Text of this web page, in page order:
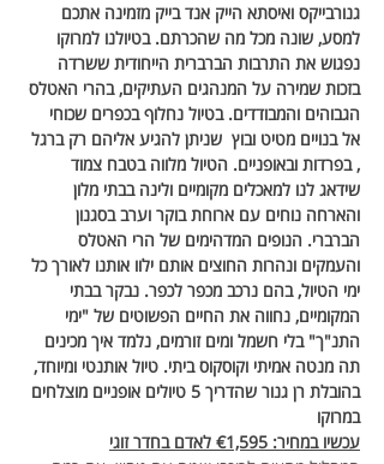
גנורבייקס ואיסתא הייק אנד בייק מזמינה אתכם
למסע, שונה מכל מה שהכרתם. בטיולנו למרוקו
נפגוש את התרבות הברברית הייחודית ששרדה
בזכות שמירה על המנהגים העתיקים, בהרי האטלס
הגבוהים והמבודדים. בטיול נחלוף בכפרים שכוחי
אל בנויים מטיט ובוץ  שניתן להגיע אליהם רק ברגל
, בפרדות ובאופניים. הטיול מלווה בטבח צמוד
שידאג לנו למאכלים מקומיים ולינה בבתי מלון
והארחה נוחים עם ארוחת בוקר וערב בסגנון
הברברי. הנופים המדהימים של הרי האטלס
והעמקים ונהרות החוצים אותם ילוו אותנו לאורך כל
ימי הטיול, בהם נרכב מכפר לכפר. נבקר בבתי
המקומיים, נחווה את החיים הפשוטים של "ימי
התנ"ך" בלי חשמל ומים זורמים, נלמד איך מכינים
תה מנטה אמיתי וקוסקוס ביתי. טיול אותנטי ומיוחד,
בהובלת רן גנור שהדריך 5 טיולים אופניים מוצלחים
במרוקו
עכשיו במחיר: €1,595 לאדם בחדר זוגי